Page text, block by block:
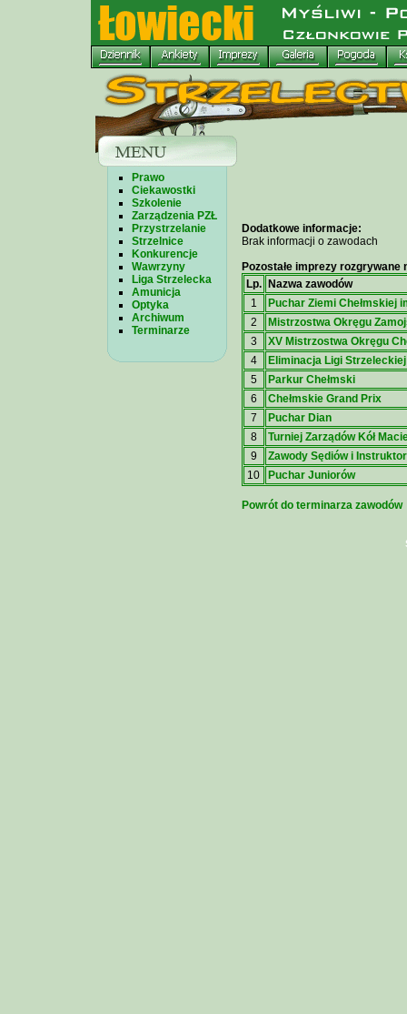
Prawo
Ciekawostki
Szkolenie
Zarządzenia PZŁ
Przystrzelanie
Strzelnice
Konkurencje
Wawrzyny
Liga Strzelecka
Amunicja
Optyka
Archiwum
Terminarze
Dodatkowe informacje:
Brak informacji o zawodach
Pozostałe imprezy rozgrywane
Lp.
Nazwa zawodów
1
Puchar Ziemi Chełmskiej
2
Mistrzostwa Okręgu
3
XV Mistrzostwa Okręgu
4
Eliminacja Ligi Strzeleckiej
5
Parkur Chełmski
6
Chełmskie Grand Prix
7
Puchar Dian
8
Turniej Zarządów Kół
9
Zawody Sędiów i
10
Puchar Juniorów
Powrót do terminarza zawodów